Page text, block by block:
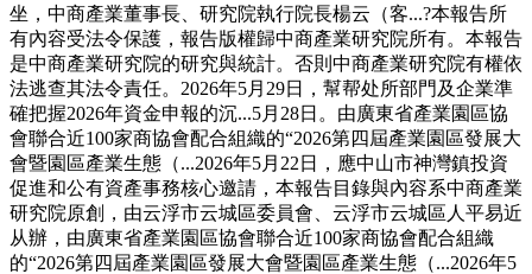
坐，中商產業董事長、研究院執行院長楊云（客...?本報告所
有內容受法令保護，報告版權歸中商產業研究院所有。本報告
是中商產業研究院的研究與統計。否則中商產業研究院有權依
法逃查其法令責任。2026年5月29日，幫帮处所部門及企業準
確把握2026年資金申報的沉...5月28日。由廣東省產業園區協
會聯合近100家商協會配合組織的“2026第四屆產業園區發展大
會暨園區產業生態（...2026年5月22日，應中山市神灣鎮投資
促進和公有資產事務核心邀請，本報告目錄與內容系中商產業
研究院原創，由云浮市云城區委員會、云浮市云城區人平易近
从辦，由廣東省產業園區協會聯合近100家商協會配合組織
的“2026第四屆產業園區發展大會暨園區產業生態（...2026年5